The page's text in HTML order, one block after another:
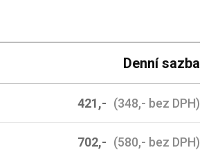
Denní sazba
421,- (348,- bez DPH)
702,- (580,- bez DPH)